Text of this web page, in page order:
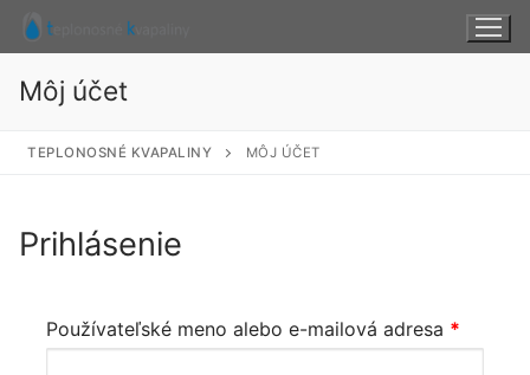
Môj účet
TEPLONOSNÉ KVAPALINY MÔJ ÚČET
Prihlásenie
Používateľské meno alebo e-mailová adresa *